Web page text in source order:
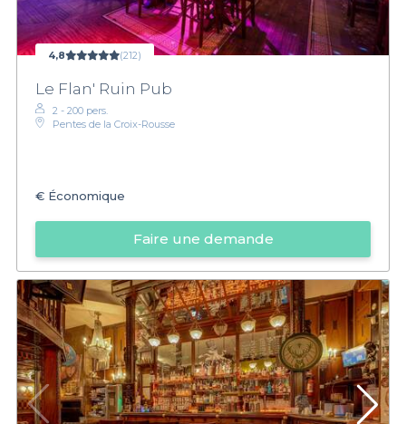
4,8 (212)
Le Flan' Ruin Pub
2 - 200 pers.
Pentes de la Croix-Rousse
€ Économique
Faire une demande